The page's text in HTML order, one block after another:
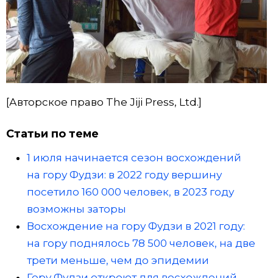
[Авторское право The Jiji Press, Ltd.]
Статьи по теме
1 июля начинается сезон восхождений
на гору Фудзи: в 2022 году вершину
посетило 160 000 человек, в 2023 году
возможны заторы
Восхождение на гору Фудзи в 2021 году:
на гору поднялось 78 500 человек, на две
трети меньше, чем до эпидемии